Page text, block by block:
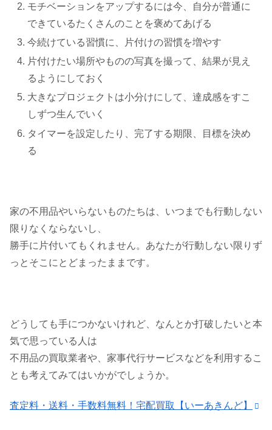
モチベーションをアップするには今、自分が普通に
できているたくさんのことを褒めてあげる
今続けている習慣に、片付けの習慣を増やす
片付けたい場所やものの写真を撮って、結果が見え
るようにしておく
大きなプロジェクトは小分けにして、達成感をすこ
しずつ生んでいく
タイマーを設定したり、完了する期限、目標を決め
る
家の不用品やいらないものたちは、いつまでも行動しない
限りなくならないし、
勝手に片付いてもくれません。あなたが行動しない限りず
っとそこにとどまったままです。
どうしても手につかないけれど、なんとか打破したいと本
気で思っている人は
不用品の買取業者や、家事代行サービスなどを利用するこ
とも考えてみてはいかがでしょうか。
査定料・送料・手数料無料！宅配買取【いーあきんど】